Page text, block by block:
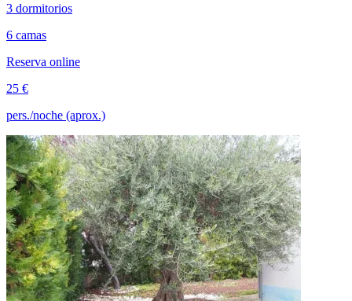
3 dormitorios
6 camas
Reserva online
25 €
pers./noche (aprox.)